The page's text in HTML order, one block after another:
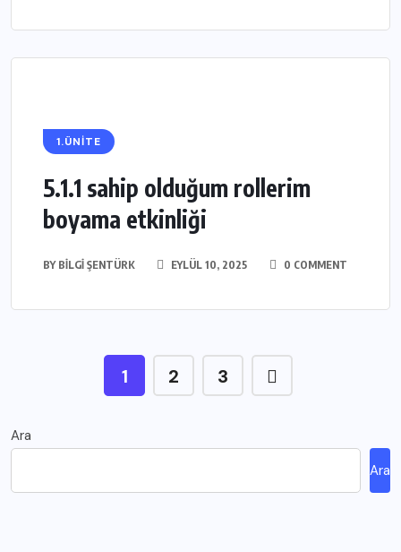
1.ÜNİTE
5.1.1 sahip olduğum rollerim
boyama etkinliği
BY BILGI ŞENTÜRK EYLÜL 10, 2025 0 COMMENT
1 2 3
Ara
Ara